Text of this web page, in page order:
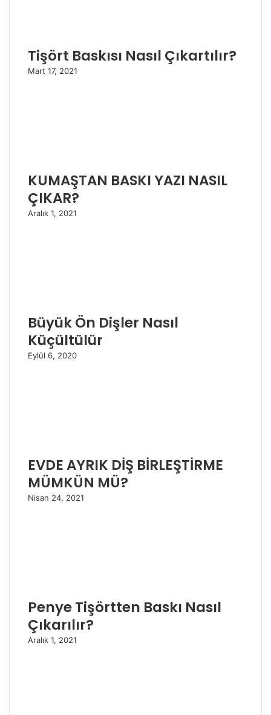
Tişört Baskısı Nasıl Çıkartılır?
Mart 17, 2021
KUMAŞTAN BASKI YAZI NASIL
ÇIKAR?
Aralık 1, 2021
Büyük Ön Dişler Nasıl
Küçültülür
Eylül 6, 2020
EVDE AYRIK DİŞ BİRLEŞTİRME
MÜMKÜN MÜ?
Nisan 24, 2021
Penye Tişörtten Baskı Nasıl
Çıkarılır?
Aralık 1, 2021